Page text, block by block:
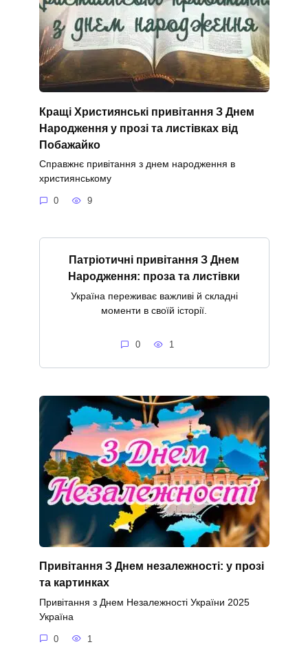
Кращі Християнські привітання З Днем
Народження у прозі та листівках від
Побажайко
Справжнє привітання з днем народження в
християнському
0 9
Патріотичні привітання З Днем
Народження: проза та листівки
Україна переживає важливі й складні
моменти в своїй історії.
0 1
Привітання З Днем незалежності: у прозі
та картинках
Привітання з Днем Незалежності України 2025
Україна
0 1